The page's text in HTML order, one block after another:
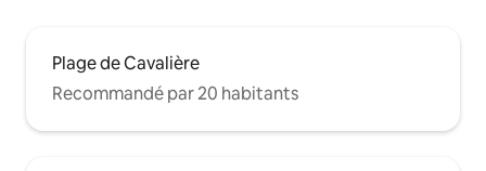
Plage de Cavalière
Recommandé par 20 habitants